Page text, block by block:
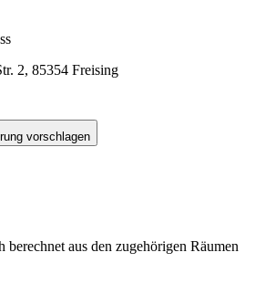
2, 85354 Freising
vorschlagen
berechnet aus den zugehörigen Räumen